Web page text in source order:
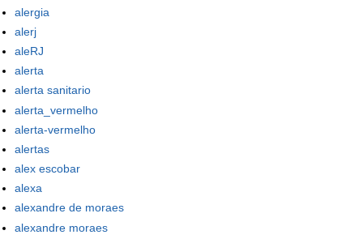
alergia
alerj
aleRJ
alerta
alerta sanitario
alerta_vermelho
alerta-vermelho
alertas
alex escobar
alexa
alexandre de moraes
alexandre moraes